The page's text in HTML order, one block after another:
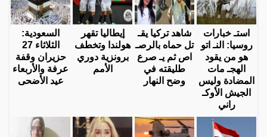
استـ خبارات
روسيا: النـ اتو
هو من يقود
الهجـ مات
المضادة وليس
الجيش الأوكـ
راني
شاهد تركيا يقـ
تل حماه بالرصـ
اص ثم يـ صرع
طليقته في
وضح النهار
إيطاليا تقهر
هولندا وتخطف
برونزية دوري
الأمم
السعودية:
الثلاثاء 27
حزيران وقفة
عرفة والأربعاء
عيد الأضحى